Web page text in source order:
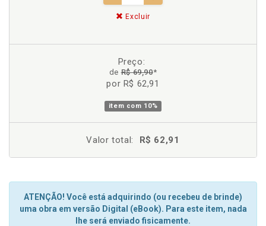
Excluir
Preço:
deR$ 69,90*
por R$ 62,91
item com 10%
Valor total: R$ 62,91
ATENÇÃO! Você está adquirindo (ou recebeu de brinde)
uma obra em versão Digital (eBook). Para este item, nada
lhe será enviado fisicamente.